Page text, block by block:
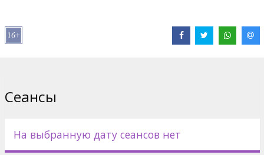
Сайты:
Сеансы
На выбранную дату сеансов нет